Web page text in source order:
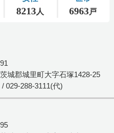
城郡城里町大字石塚1428-25
029-288-3111(代)